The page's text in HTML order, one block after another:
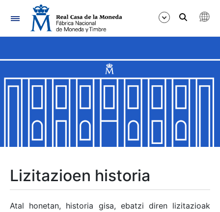
Nabigazioa
Erakutsi/Ezkutatu
Erakutsi/Ezkutatu
Erakutsi/Ezkutatu
Erakutsi/Ezkutatu
Lizitazioen historia
Atal honetan, historia gisa, ebatzi diren lizitazioak